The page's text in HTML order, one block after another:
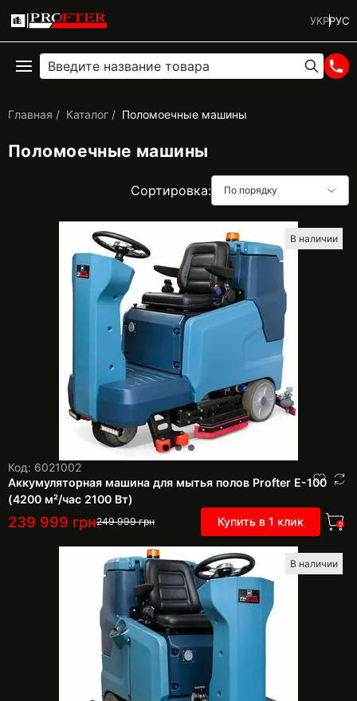
УКРРУС
Главная Каталог Поломоечные машины
Поломоечные машины
Сортировка: По порядку
В наличии
Код: 6021002
Аккумуляторная машина для мытья полов Profter E-100
(4200 м²/час 2100 Вт)
239 999 грн249 999грн Купить в 1 клик 0
В наличии